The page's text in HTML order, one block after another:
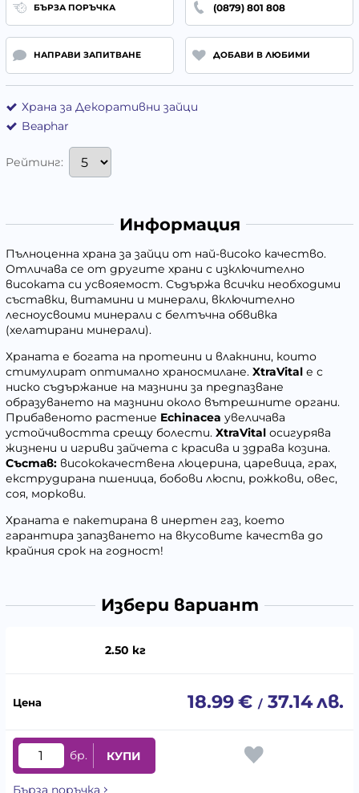
БЪРЗА ПОРЪЧКА (0879) 801 808
НАПРАВИ ЗАПИТВАНЕ ДОБАВИ В ЛЮБИМИ
Храна за Декоративни зайци
Beaphar
Рейтинг:
Информация
Пълноценна храна за зайци от най-високо качество.
Отличава се от другите храни с изключително
високата си усвояемост. Съдържа всички необходими
съставки, витамини и минерали, включително
лесноусвоими минерали с белтъчна обвивка
(хелатирани минерали).
Храната е богата на протеини и влакнини, които
стимулират оптимално храносмилане. XtraVital е с
ниско съдържание на мазнини за предпазване
образуването на мазнини около вътрешните органи.
Прибавеното растение Echinacea увеличава
устойчивостта срещу болести. XtraVital осигурява
жизнени и игриви зайчета с красива и здрава козина.
Състав: висококачествена люцерина, царевица, грах,
екструдирана пшеница, бобови люспи, рожкови, овес,
соя, моркови.
Храната е пакетирана в инертен газ, което
гарантира запaзването на вкусовите качества до
крайния срок на годност!
Избери вариант
2.50 кг
18.99€ / 37.14лв.
бр. КУПИ
Бърза поръчка